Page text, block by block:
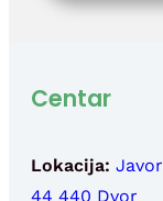
Centar
Lokacija:
44 440 Dvor